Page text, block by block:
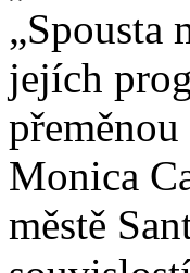
„Spousta
jejích
Monica
městě